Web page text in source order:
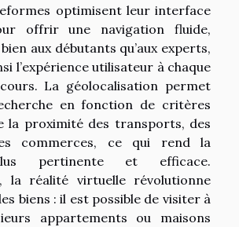
optimisent leur interface
offrir une navigation fluide,
aux débutants qu’aux experts,
l’expérience utilisateur à chaque
La géolocalisation permet
en fonction de critères
la proximité des transports, des
commerces, ce qui rend la
pertinente et efficace.
la réalité virtuelle révolutionne
biens : il est possible de visiter à
appartements ou maisons